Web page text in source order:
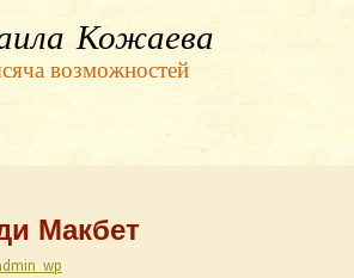
Кожаева
возможностей
Макбет